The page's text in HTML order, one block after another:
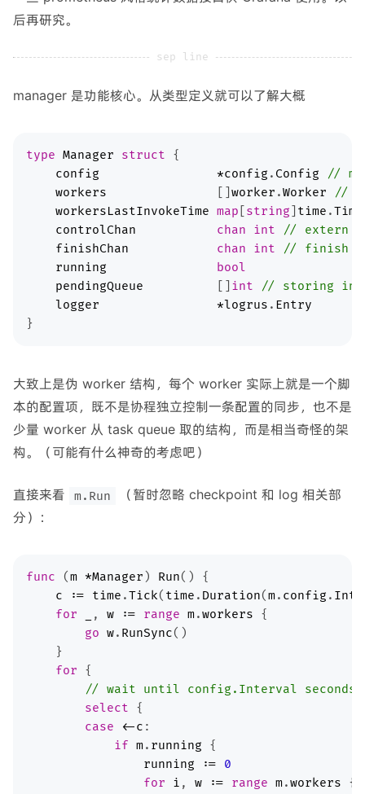
后再研究。
manager 是功能核心。从类型定义就可以了解大概
type Manager struct
config
*config . Config
//
workers
worker .Worker
//
workersLastInvokeTime map string time .Time
controlChan
chan int
// extern
finishChan
chan int
// finish
running
bool
pendingQueue
int
// storing
logger
*logrus . Entry
大致上是伪 worker 结构，每个 worker 实际上就是一个脚
本的配置项，既不是协程独立控制一条配置的同步，也不是
少量 worker 从 task queue 取的结构，而是相当奇怪的架
构。（可能有什么神奇的考虑吧）
直接来看 m.Run
（暂时忽略 checkpoint 和 log 相关部
分）：
func (m *Manager ) Run
c
:= time .Tick( time . Duration(m. config .
for
, w := range m.workers
go w. RunSync
for
// wait until config.Interval seconds
select
case
<-c
if m. running
running
:=
0
for
i , w := range m.workers